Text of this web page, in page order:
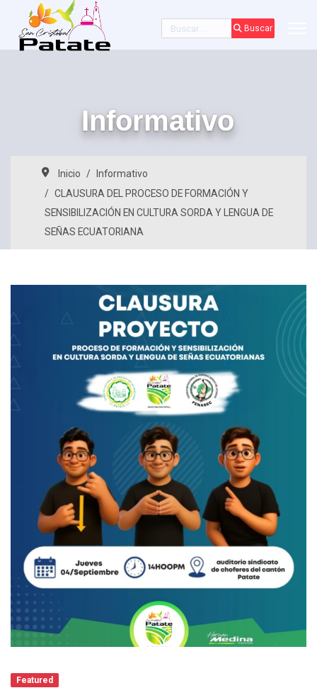
Buscar Buscar
Informativo
Inicio
Informativo
CLAUSURA DEL PROCESO DE FORMACIÓN Y
SENSIBILIZACIÓN EN CULTURA SORDA Y LENGUA DE
SEÑAS ECUATORIANA
Featured